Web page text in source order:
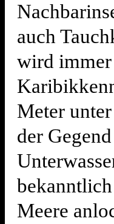
auch
wird immer
Meter
der
Meere